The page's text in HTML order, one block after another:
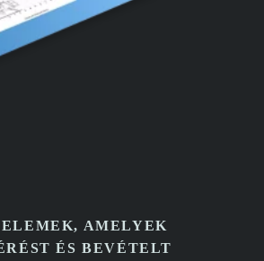
AMELYEK
ÉS BEVÉTELT